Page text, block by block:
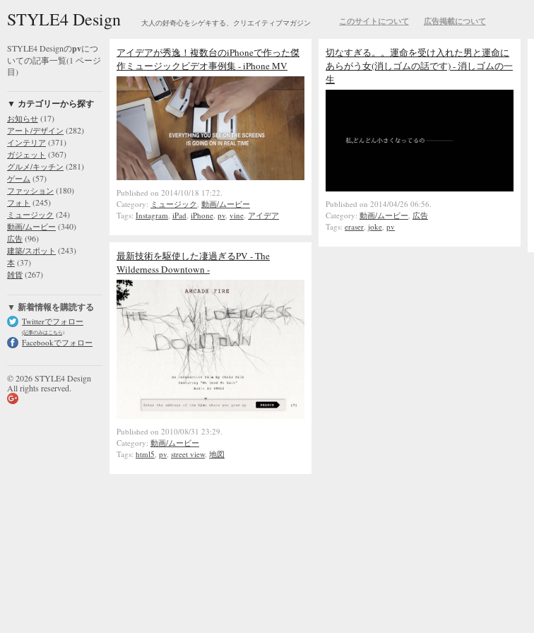
STYLE4 Design 大人の好奇心をシゲキする、クリエイティブマガジン このサイトについて 広告掲載について
STYLE4 Designのpvにつ
いての記事一覧(1 ページ
目)
▼ カテゴリーから探す
お知らせ (17)
アート/デザイン (282)
インテリア (371)
ガジェット (367)
グルメ/キッチン (281)
ゲーム (57)
ファッション (180)
フォト (245)
ミュージック (24)
動画/ムービー (340)
広告 (96)
建築/スポット (243)
本 (37)
雑貨 (267)
▼ 新着情報を購読する
Twitterでフォロー
(記事のみはこちら)
Facebookでフォロー
© 2026 STYLE4 Design
All rights reserved.
アイデアが秀逸！複数台のiPhoneで作った傑
作ミュージックビデオ事例集 - iPhone MV
Published on 2014/10/18 17:22.
Category: ミュージック, 動画/ムービー
Tags: Instagram, iPad, iPhone, pv, vine, アイデア
切なすぎる。。運命を受け入れた男と運命に
あらがう女(消しゴムの話です) - 消しゴムの一
生
Published on 2014/04/26 06:56.
Category: 動画/ムービー, 広告
Tags: eraser, joke, pv
最新技術を駆使した凄過ぎるPV - The
Wilderness Downtown -
Published on 2010/08/31 23:29.
Category: 動画/ムービー
Tags: html5 pv street view, 地図